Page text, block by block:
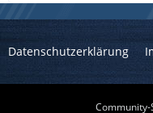
Datenschutzerklärung